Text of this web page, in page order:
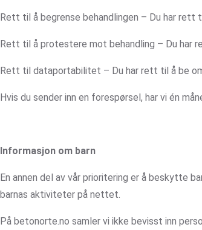
Rett til å begrense behandlingen – Du har rett
Rett til å protestere mot behandling – Du har
Rett til dataportabilitet – Du har rett til å be
Hvis du sender inn en forespørsel, har vi én
Informasjon om barn
En annen del av vår prioritering er å beskytte
barnas aktiviteter på nettet.
På betonorte.no samler vi ikke bevisst inn